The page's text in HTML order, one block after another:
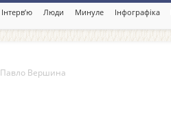
Інтерв’ю Люди Минуле Інфографіка
Павло Вершина